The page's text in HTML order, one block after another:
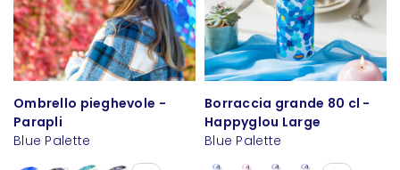
Ombrello pieghevole -
Parapli
Blue Palette
Borraccia grande 80 cl -
Happyglou Large
Blue Palette